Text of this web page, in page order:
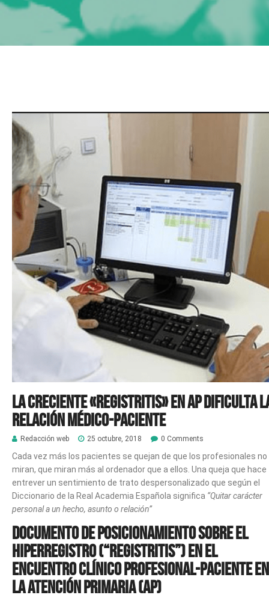
La creciente «Registritis» en AP dificulta
relación médico-paciente
Redacción web 25 octubre, 2018 0 Comments
Cada vez más los pacientes se quejan de que los profesionales no
miran, que miran más al ordenador que a ellos. Una queja que hace
entrever un sentimiento de trato despersonalizado que según el
Diccionario de la Real Academia Española significa “Quitar carácter
personal a un hecho, asunto o relación”
Documento de posicionamiento sobre el
hiperregistro (“registritis”) en el
encuentro clínico profesional-paciente en
la Atención Primaria (AP)